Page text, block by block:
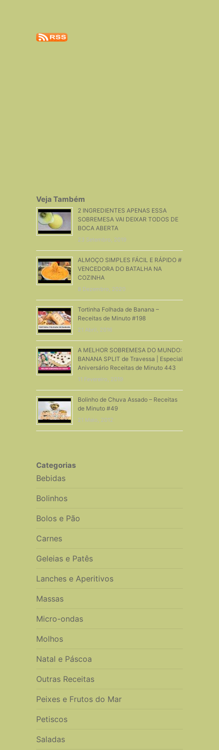
Veja Também
2 INGREDIENTES APENAS ESSA
SOBREMESA VAI DEIXAR TODOS DE
BOCA ABERTA
23 Setembro, 2019
ALMOÇO SIMPLES FÁCIL E RÁPIDO #
VENCEDORA DO BATALHA NA
COZINHA
8 Dezembro, 2020
Tortinha Folhada de Banana –
Receitas de Minuto #198
21 Abril, 2016
A MELHOR SOBREMESA DO MUNDO:
BANANA SPLIT de Travessa | Especial
Aniversário Receitas de Minuto 443
11 Fevereiro, 2019
Bolinho de Chuva Assado – Receitas
de Minuto #49
21 Maio, 2012
Categorias
Bebidas
Bolinhos
Bolos e Pão
Carnes
Geleias e Patês
Lanches e Aperitivos
Massas
Micro-ondas
Molhos
Natal e Páscoa
Outras Receitas
Peixes e Frutos do Mar
Petiscos
Saladas